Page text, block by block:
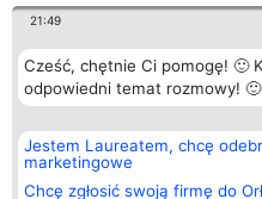
21:49
Cześć, chętnie Ci pomogę! 🙂
odpowiedni temat rozmowy! 🙂
Jestem Laureatem, chcę
marketingowe
Chcę zgłosić swoją firmę do
Organizator plebiscytu
Bright Side Solutions sp. z o.
o. sp. k.
ul. Ruska 22